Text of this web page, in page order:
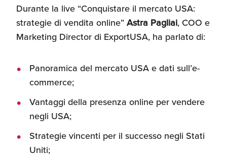
Media
Recensioni delle
Branding e
Comunicazione
e Accesso al Mercato
negli Stati Uniti
Durante la live “Conquistare il mercato USA:
strategie di vendita online”Astra Pagliai, COO e
Marketing Director di ExportUSA, ha parlato di:
Panoramica del mercato USA e dati sull’e-
commerce;
Vantaggi della presenza online per vendere
negli USA;
Strategie vincenti per il successo negli Stati
Uniti;